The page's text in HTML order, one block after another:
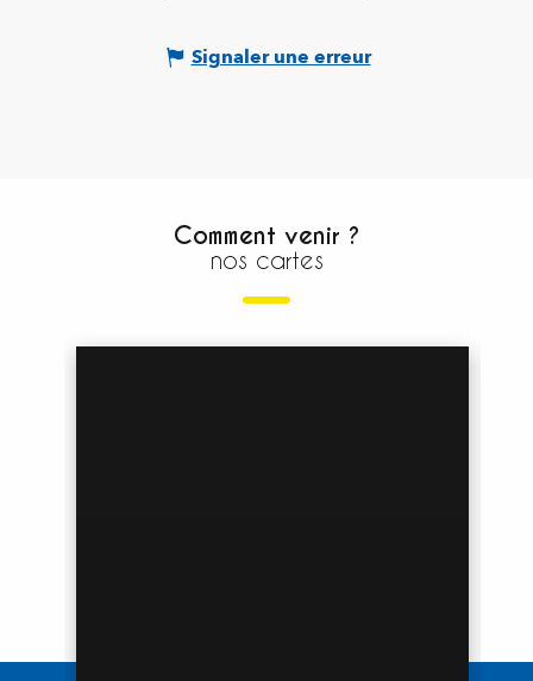
Signaler une erreur
Comment venir ?
nos cartes